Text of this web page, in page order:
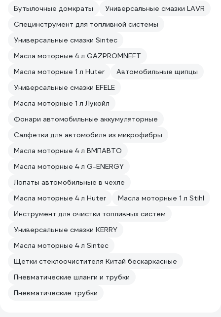
Бутылочные домкраты
Универсальные смазки LAVR
Специнструмент для топливной системы
Универсальные смазки Sintec
Масла моторные 4 л GAZPROMNEFT
Масла моторные 1 л Huter
Автомобильные щипцы
Универсальные смазки EFELE
Масла моторные 1 л Лукойл
Фонари автомобильные аккумуляторные
Салфетки для автомобиля из микрофибры
Масла моторные 4 л ВМПАВТО
Масла моторные 4 л G-ENERGY
Лопаты автомобильные в чехле
Масла моторные 4 л Huter
Масла моторные 1 л Stihl
Инструмент для очистки топливных систем
Универсальные смазки KERRY
Масла моторные 4 л Sintec
Щетки стеклоочистителя Китай бескаркасные
Пневматические шланги и трубки
Пневматические трубки